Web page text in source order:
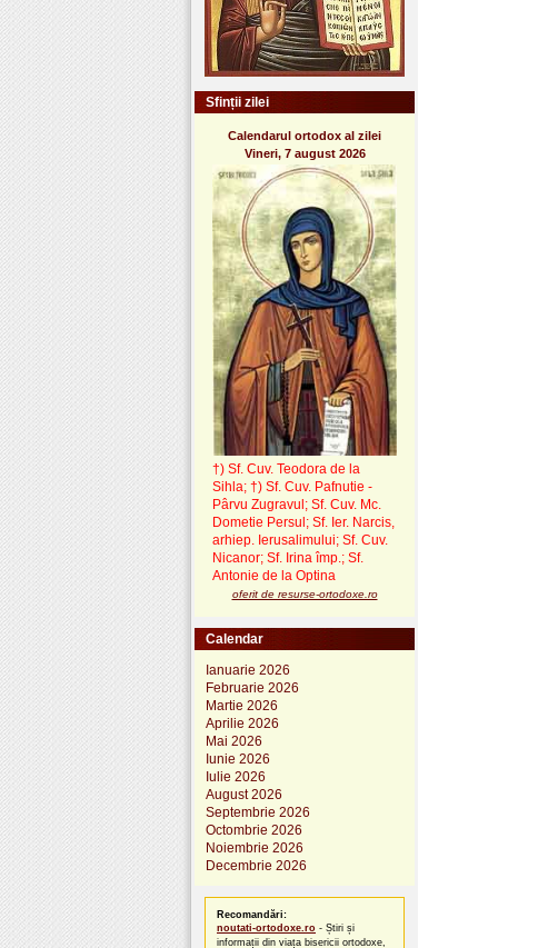
Sfinții zilei
Calendarul ortodox al zilei
Vineri, 7 august 2026
†) Sf. Cuv. Teodora de la
Sihla; †) Sf. Cuv. Pafnutie -
Pârvu Zugravul; Sf. Cuv. Mc.
Dometie Persul; Sf. Ier. Narcis,
arhiep. Ierusalimului; Sf. Cuv.
Nicanor; Sf. Irina împ.; Sf.
Antonie de la Optina
oferit de resurse-ortodoxe.ro
Calendar
Ianuarie 2026
Februarie 2026
Martie 2026
Aprilie 2026
Mai 2026
Iunie 2026
Iulie 2026
August 2026
Septembrie 2026
Octombrie 2026
Noiembrie 2026
Decembrie 2026
Recomandări:
noutati-ortodoxe.ro - Știri și
informații din viața bisericii ortodoxe,